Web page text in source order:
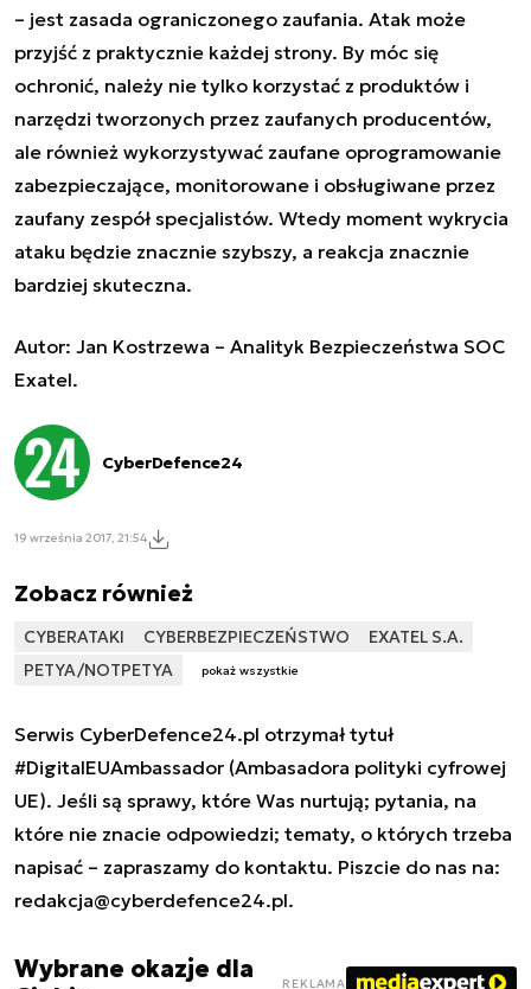
– jest zasada ograniczonego zaufania. Atak może
przyjść z praktycznie każdej strony. By móc się
ochronić, należy nie tylko korzystać z produktów i
narzędzi tworzonych przez zaufanych producentów,
ale również wykorzystywać zaufane oprogramowanie
zabezpieczające, monitorowane i obsługiwane przez
zaufany zespół specjalistów. Wtedy moment wykrycia
ataku będzie znacznie szybszy, a reakcja znacznie
bardziej skuteczna.
Autor: Jan Kostrzewa – Analityk Bezpieczeństwa SOC
Exatel.
CyberDefence24
19 września 2017, 21:54
Zobacz również
CYBERATAKI CYBERBEZPIECZEŃSTWO
EXATEL S.A.
PETYA/NOTPETYA
pokaż wszystkie
Serwis CyberDefence24.pl otrzymał tytuł
#DigitalEUAmbassador (Ambasadora polityki cyfrowej
UE). Jeśli są sprawy, które Was nurtują; pytania, na
które nie znacie odpowiedzi; tematy, o których trzeba
napisać – zapraszamy do kontaktu. Piszcie do nas na:
redakcja@cyberdefence24.pl.
Wybrane okazje dla
REKLAMA